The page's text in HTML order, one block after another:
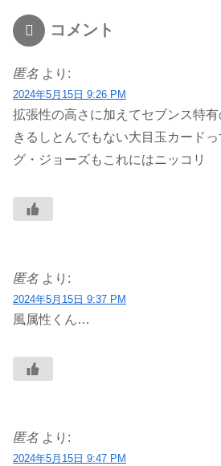
コメント
匿名 より:
2024年5月15日 9:26 PM
拡張性の高さに加えてセブンス特
きるしとんでもない大目玉カード
グ・ジョーズもこれにはニッコリ
匿名 より:
2024年5月15日 9:37 PM
風属性くん…
匿名 より:
2024年5月15日 9:47 PM